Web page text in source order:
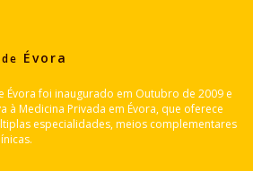
de Évora
Évora foi inaugurado em Outubro de 2009 e
à Medicina Privada em Évora, que oferece
especialidades, meios complementares